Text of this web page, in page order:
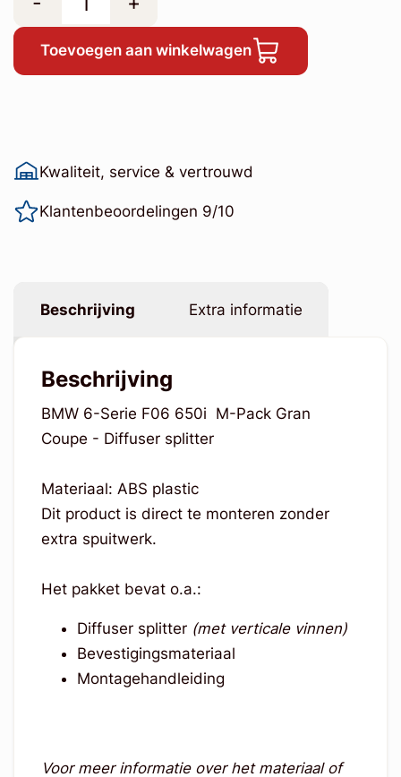
Toevoegen aan winkelwagen
Kwaliteit, service & vertrouwd
Klantenbeoordelingen 9/10
Beschrijving Extra informatie
Beschrijving
BMW 6-Serie F06 650i M-Pack Gran
Coupe - Diffuser splitter
Materiaal: ABS plastic
Dit product is direct te monteren zonder
extra spuitwerk.
Het pakket bevat o.a.:
Diffuser splitter (met verticale vinnen)
Bevestigingsmateriaal
Montagehandleiding
Voor meer informatie over het materiaal of